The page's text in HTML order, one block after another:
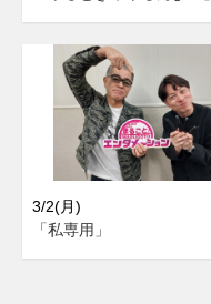
3/2(月)
「私専用」